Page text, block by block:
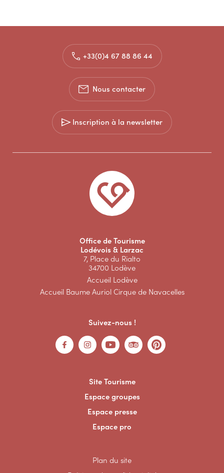
+33(0)4 67 88 86 44
Nous contacter
Inscription à la newsletter
Office de Tourisme
Lodévois & Larzac
7, Place du Rialto
34700 Lodève
Accueil Lodève
Accueil Baume Auriol Cirque de Navacelles
Suivez-nous !
Site Tourisme
Espace groupes
Espace presse
Espace pro
Plan du site